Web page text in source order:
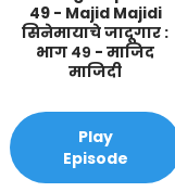
49 - Majid Majidi
सिनेमायाचे जादूगार :
भाग ४९ - माजिद
माजिदी
Play
Episode